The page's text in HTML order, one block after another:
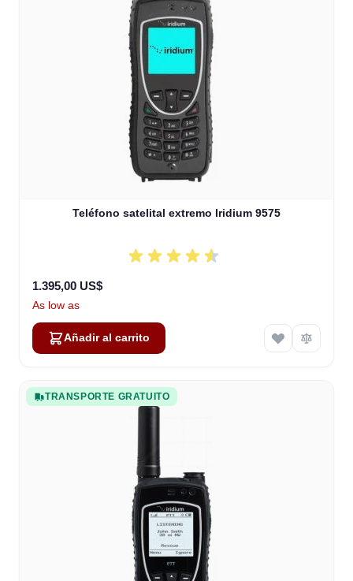
Teléfono satelital extremo Iridium 9575
1.395,00 US$
As low as
Añadir al carrito
TRANSPORTE GRATUITO